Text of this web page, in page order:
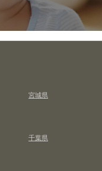
宮城県
千葉県